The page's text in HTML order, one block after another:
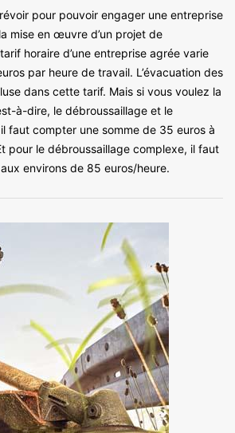
pour pouvoir engager une entreprise
mise en œuvre d’un projet de
horaire d’une entreprise agrée varie
par heure de travail. L’évacuation des
dans cette tarif. Mais si vous voulez la
à-dire, le débroussaillage et le
faut compter une somme de 35 euros à
pour le débroussaillage complexe, il faut
environs de 85 euros/heure.